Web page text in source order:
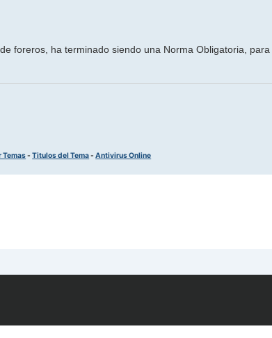
foreros, ha terminado siendo una Norma Obligatoria,
Temas-Titulos del Tema-Antivirus Online